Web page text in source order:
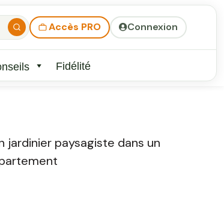
Accès PRO Connexion
Fidélité
jardinier paysagiste dans un